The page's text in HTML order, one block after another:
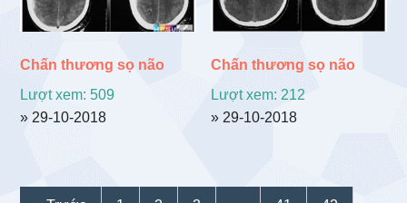
Chấn thương sọ não
Lượt xem: 509
» 29-10-2018
Chấn thương sọ não
Lượt xem: 212
» 29-10-2018